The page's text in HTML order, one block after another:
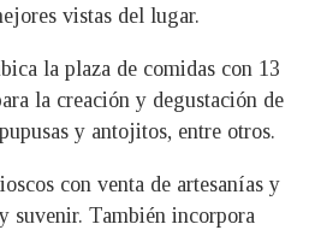
vistas del lugar.
la plaza de comidas con 13
la creación y degustación de
y antojitos, entre otros.
con venta de artesanías y
suvenir. También incorpora